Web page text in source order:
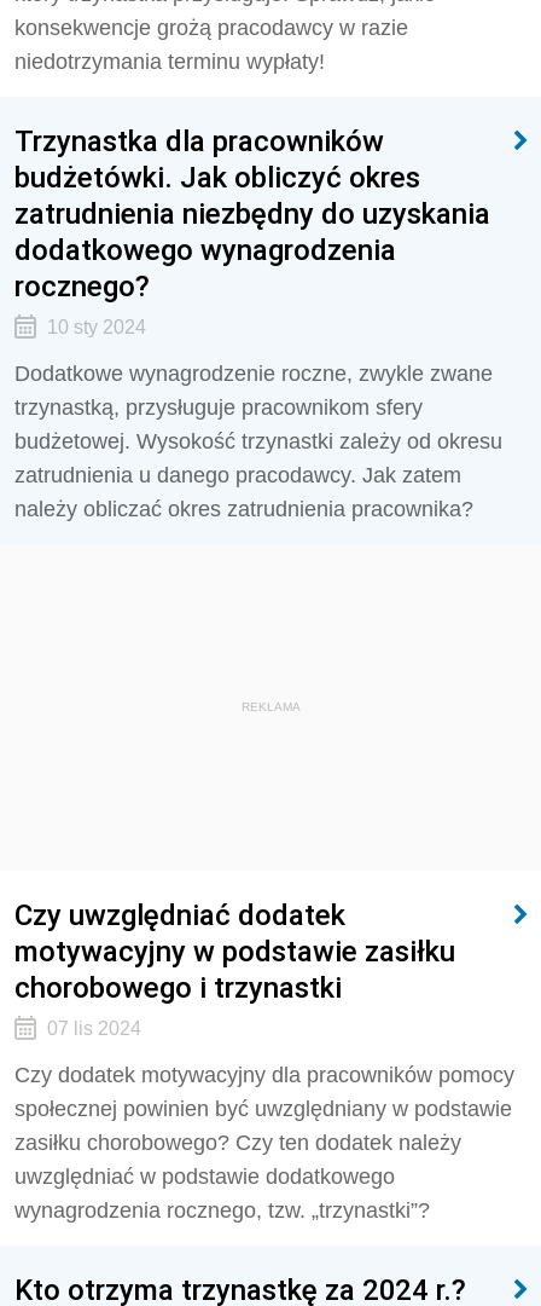
konsekwencje grożą pracodawcy w razie
niedotrzymania terminu wypłaty!
Trzynastka dla pracowników
budżetówki. Jak obliczyć okres
zatrudnienia niezbędny do uzyskania
dodatkowego wynagrodzenia
rocznego?
10 sty 2024
Dodatkowe wynagrodzenie roczne, zwykle zwane
trzynastką, przysługuje pracownikom sfery
budżetowej. Wysokość trzynastki zależy od okresu
zatrudnienia u danego pracodawcy. Jak zatem
należy obliczać okres zatrudnienia pracownika?
REKLAMA
Czy uwzględniać dodatek
motywacyjny w podstawie zasiłku
chorobowego i trzynastki
07 lis 2024
Czy dodatek motywacyjny dla pracowników pomocy
społecznej powinien być uwzględniany w podstawie
zasiłku chorobowego? Czy ten dodatek należy
uwzględniać w podstawie dodatkowego
wynagrodzenia rocznego, tzw. „trzynastki”?
Kto otrzyma trzynastkę za 2024 r.?